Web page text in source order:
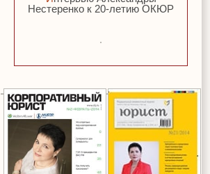
Нестеренко к 20-летию ОКЮР